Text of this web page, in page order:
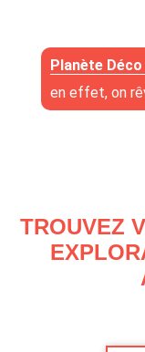
Planète Déco
en effet, on
TROUVEZ